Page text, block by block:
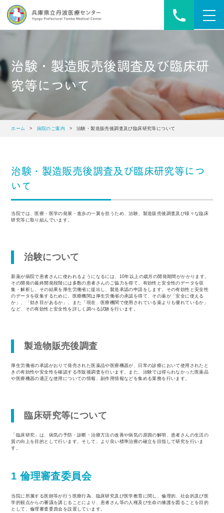
治験・製造販売後調査及び臨床研
究等について
ホーム > 病院のご案内 > 治験・製造販売後調査及び臨床研究等について
治験・製造販売後調査及び臨床研究等につ
いて
当院では、医療・医学の発展・進歩の⼀翼を担うため、治験、製造販売後調査及び様々な臨床
研究等に取り組んでいます。
治験について
新薬が病院で患者さんに使われるようになるには、10年以上の歳⽉の開発期間がかかります。
その開発の最終開発段階には多数の患者さんのご協⼒を得て、有効性と安全性のデータを収
集・解析し、その結果を厚⽣労働省に提出し、製造承認の申請をします。その有効性と安全性
のデータを収集するために、医療機関は厚⽣労働省の承認を得て、その薬が「安全に使える
か」、「効き⽬があるか」、また「現在、医療機関で使⽤されている薬よりも優れているか」
など、その有効性と安全性を詳しく調べる試験を⾏います。
製造物販売後調査
厚⽣労働省の承認がおりて発売された医薬品や医療機器が、⽇常の診療において使⽤されたと
きの有効性や安全性を確認する市販後調査を⾏います。また、治験では得られなかった医薬品
や医療機器の適正な使⽤についての情報、副作⽤情報などを集める業務を⾏います。
臨床研究等について
「臨床研究」は、病気の予防・診断・治療⽅法の改善や病気の原因の解明、患者さんの⽣活の
質の向上を⽬的として⾏います。そして、より良い標準治療の確⽴を⽬指して研究を⾏いま
す。
1 倫理審査委員会
当院に所属する医師等が⾏う医療⾏為、臨床研究及び医学教育に関し、倫理的、社会的及び医
学的観点からの審議を講じることにより、患者さん等の⼈権及び⽣命の擁護を図ることを⽬的
として、倫理審査委員会を設置しています。